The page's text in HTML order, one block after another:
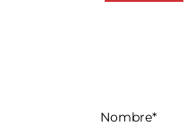
Nombre*
Alternative: